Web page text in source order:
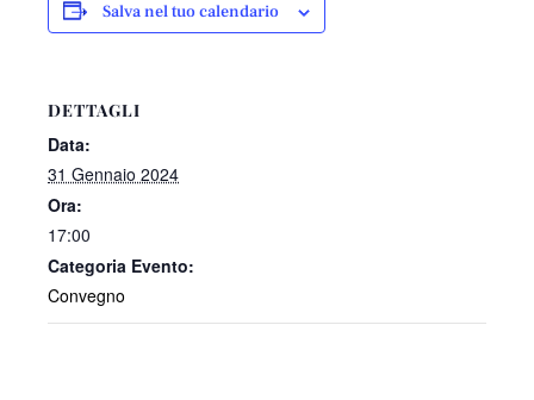
Salva nel tuo calendario
DETTAGLI
Data:
31 Gennaio 2024
Ora:
17:00
Categoria Evento:
Convegno